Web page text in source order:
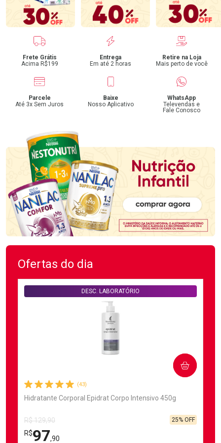
Benefícios
Frete Grátis
Acima R$199
Entrega
Em até 2 horas
Retire na Loja
Mais perto de você
Parcele
Até 3x Sem Juros
Baixe
Nosso Aplicativo
WhatsApp
Televendas e
Fale Conosco
Ofertas do dia
(43)
Hidratante Corporal Epidrat Corpo Intensivo 450g
DESC. LABORATÓRIO
R$ 129,90
R$97,90
25% OFF
COMPRAR